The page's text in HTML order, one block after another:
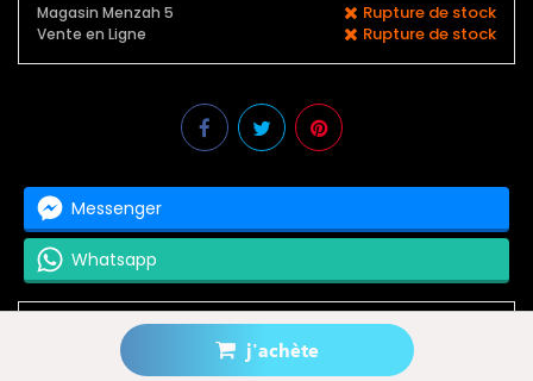
j'achète
Magasin Menzah 5 Rupture de stock
Vente en Ligne Rupture de stock
Messenger
Whatsapp
Prévenez-moi lorsque le produit est disponible